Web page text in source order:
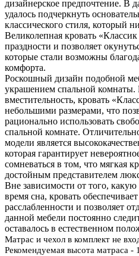
дизайнерское предпочтение. В
удалось подчеркнуть
классического стиля, который
Великолепная кровать
праздности и позволяет
которые стали возможны
комфорта.
Роскошный дизайн подобной
украшением спальной
вместительность, кровать
небольшими размерами, что
рационально использовать
спальной комнате.
модели является
которая гарантирует
сомневаться в том, что мягкая
достойным представителем
Вне зависимости от того,
время сна, кровать
расслабленности и позволяет
данной мебели постоянно
оставалось в естественном
Матрас и чехол в комплект не
Рекомендуемая высота матраса -